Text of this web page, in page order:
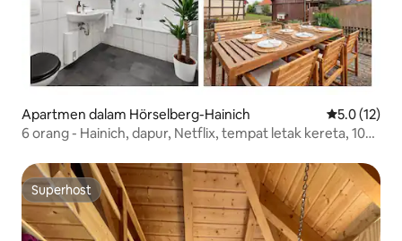
Apartmen dalam Hörselberg-Hainich Penarafan
5.0 (12)
6 orang - Hainich, dapur, Netflix, tempat letak kereta, 100
Superhost
Superhost